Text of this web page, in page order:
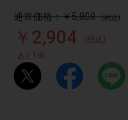
通常価格：￥5,808 (税込)
￥2,904 (税込)
あと 1 個